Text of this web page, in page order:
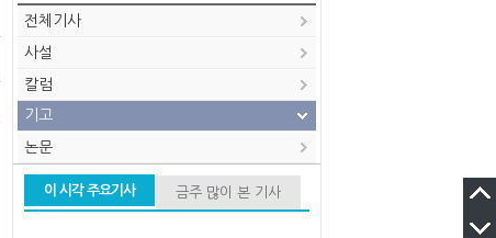
전체기사
사설
칼럼
기고
논문
이 시각 주요기사 금주 많이 본 기사